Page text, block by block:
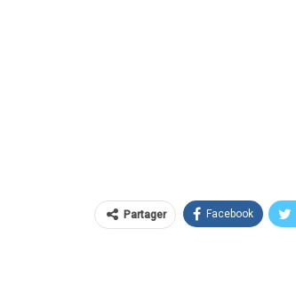
Partager Facebook